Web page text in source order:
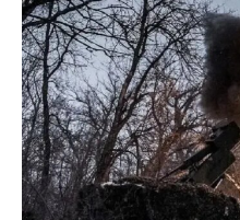
1-
Pay now and you get
articles for